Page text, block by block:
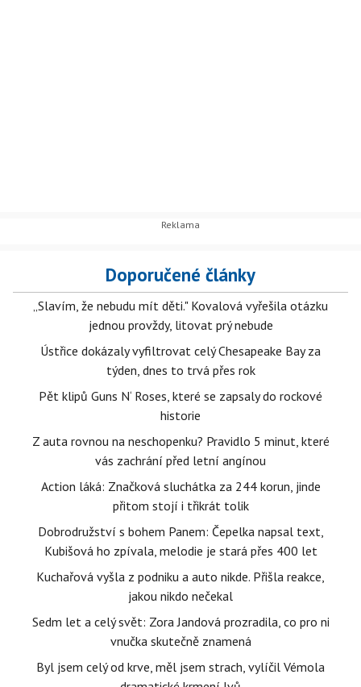
Doporučené články
„Slavím, že nebudu mít děti." Kovalová vyřešila otázku
jednou provždy, litovat prý nebude
Ústřice dokázaly vyfiltrovat celý Chesapeake Bay za
týden, dnes to trvá přes rok
Pět klipů Guns N‘ Roses, které se zapsaly do rockové
historie
Z auta rovnou na neschopenku? Pravidlo 5 minut, které
vás zachrání před letní angínou
Action láká: Značková sluchátka za 244 korun, jinde
přitom stojí i třikrát tolik
Dobrodružství s bohem Panem: Čepelka napsal text,
Kubišová ho zpívala, melodie je stará přes 400 let
Kuchařová vyšla z podniku a auto nikde. Přišla reakce,
jakou nikdo nečekal
Sedm let a celý svět: Zora Jandová prozradila, co pro ni
vnučka skutečně znamená
Byl jsem celý od krve, měl jsem strach, vylíčil Vémola